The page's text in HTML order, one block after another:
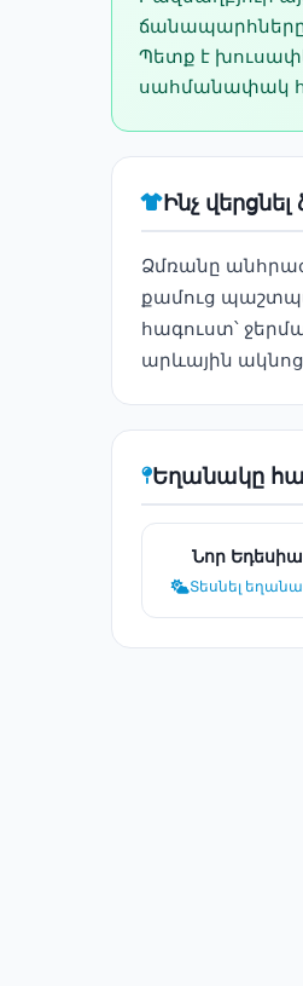
ճանապարհները
Պետք է
սահմանափակ
Ինչ
Ձմռանը
քամուց
հագուստ՝
արևային
Եղանակը
Նոր Եդեսիա
Տեսնել